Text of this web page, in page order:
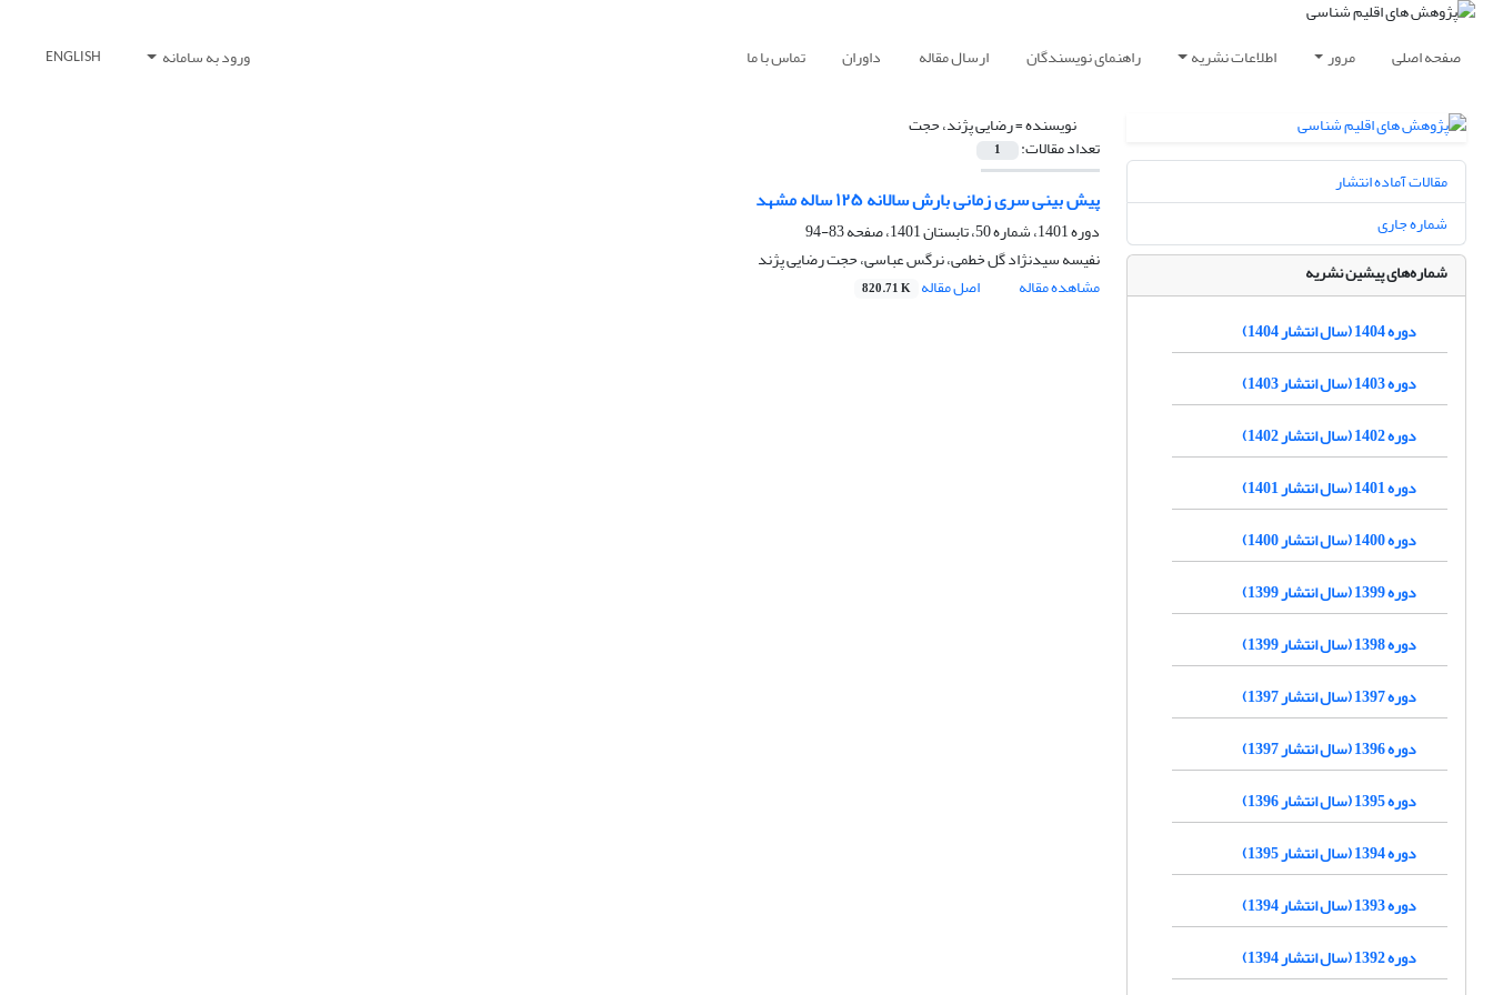
صفحه اصلی مرور اطلاعات نشریه راهنمای نویسندگان ارسال مقاله داوران تماس با ما ورود به سامانه ENGLISH
نویسنده =رضایی پژند، حجت
تعداد مقالات: 1
پیش بینی سری زمانی بارش سالانه ۱۲۵ ساله مشهد
دوره 1401، شماره 50، تابستان 1401، صفحه
83-94
نفیسه سیدنژاد گل خطمی، نرگس عباسی، حجت رضایی پژند
مشاهده مقاله
اصل مقاله 820.71 K
مقالات آماده انتشار
شماره جاری
شماره‌های پیشین نشریه
دوره 1404 (سال انتشار 1404)
دوره 1403 (سال انتشار 1403)
دوره 1402 (سال انتشار 1402)
دوره 1401 (سال انتشار 1401)
دوره 1400 (سال انتشار 1400)
دوره 1399 (سال انتشار 1399)
دوره 1398 (سال انتشار 1399)
دوره 1397 (سال انتشار 1397)
دوره 1396 (سال انتشار 1397)
دوره 1395 (سال انتشار 1396)
دوره 1394 (سال انتشار 1395)
دوره 1393 (سال انتشار 1394)
دوره 1392 (سال انتشار 1394)